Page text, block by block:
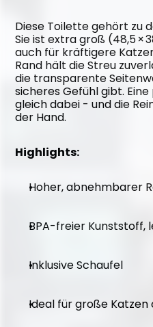
Diese Toilette gehört zu
Sie ist extra groß (48,5 ×
auch für kräftigere
Rand hält die Streu
die transparente
sicheres Gefühl gibt.
gleich dabei - und die
der Hand.
Highlights:
Hoher, abnehmbarer
BPA-freier Kunststoff,
Inklusive Schaufel
Ideal für große